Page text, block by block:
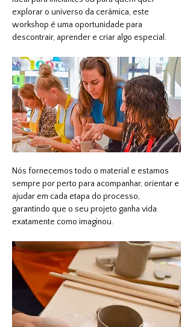
explorar o universo da cerâmica, este
workshop é uma oportunidade para
descontrair, aprender e criar algo especial.
Nós fornecemos todo o material e estamos
sempre por perto para acompanhar, orientar e
ajudar em cada etapa do processo,
garantindo que o seu projeto ganha vida
exatamente como imaginou.